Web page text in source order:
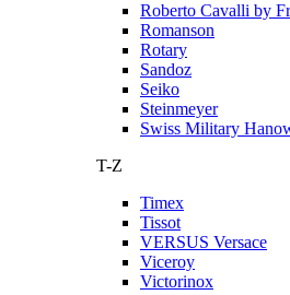
Roberto Cavalli by
Romanson
Rotary
Sandoz
Seiko
Steinmeyer
Swiss Military
T-Z
Timex
Tissot
VERSUS Versace
Viceroy
Victorinox